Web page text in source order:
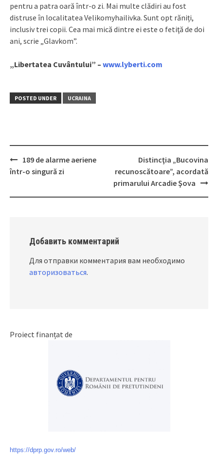
pentru a patra oară într-o zi. Mai multe clădiri au fost
distruse în localitatea Velikomyhailivka. Sunt opt răniți,
inclusiv trei copii. Cea mai mică dintre ei este o fetiţă de doi
ani, scrie „Glavkom”.
„Libertatea Cuvântului” – www.lyberti.com
POSTED UNDER UCRAINA
Post
189 de alarme aeriene
într-o singură zi
Distincţia „Bucovina
recunoscătoare”, acordată
primarului Arcadie Şova
Добавить комментарий
Для отправки комментария вам необходимо
авторизоваться.
Proiect finanțat de
https://dprp.gov.ro/web/